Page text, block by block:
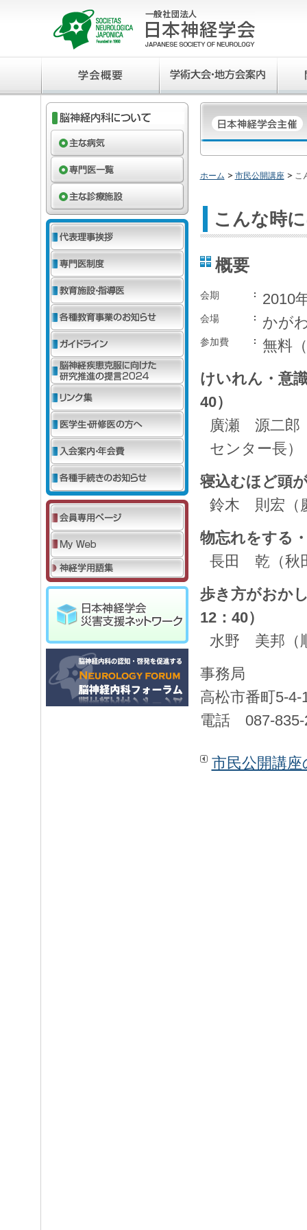
ホーム 市民公開講座 こ
こんな時
概要
会期 2010
会場 かが
参加費
無料
けいれん・意
40）
廣瀬 源二郎
センター長）
寝込むほど頭
鈴木 則宏（
物忘れをする
長田 乾（秋
歩き方がおか
12：40）
水野 美邦（
事務局
高松市番町5-
電話 087-
市民公開講